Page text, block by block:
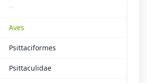
--
Aves
Psittaciformes
Psittaculidae